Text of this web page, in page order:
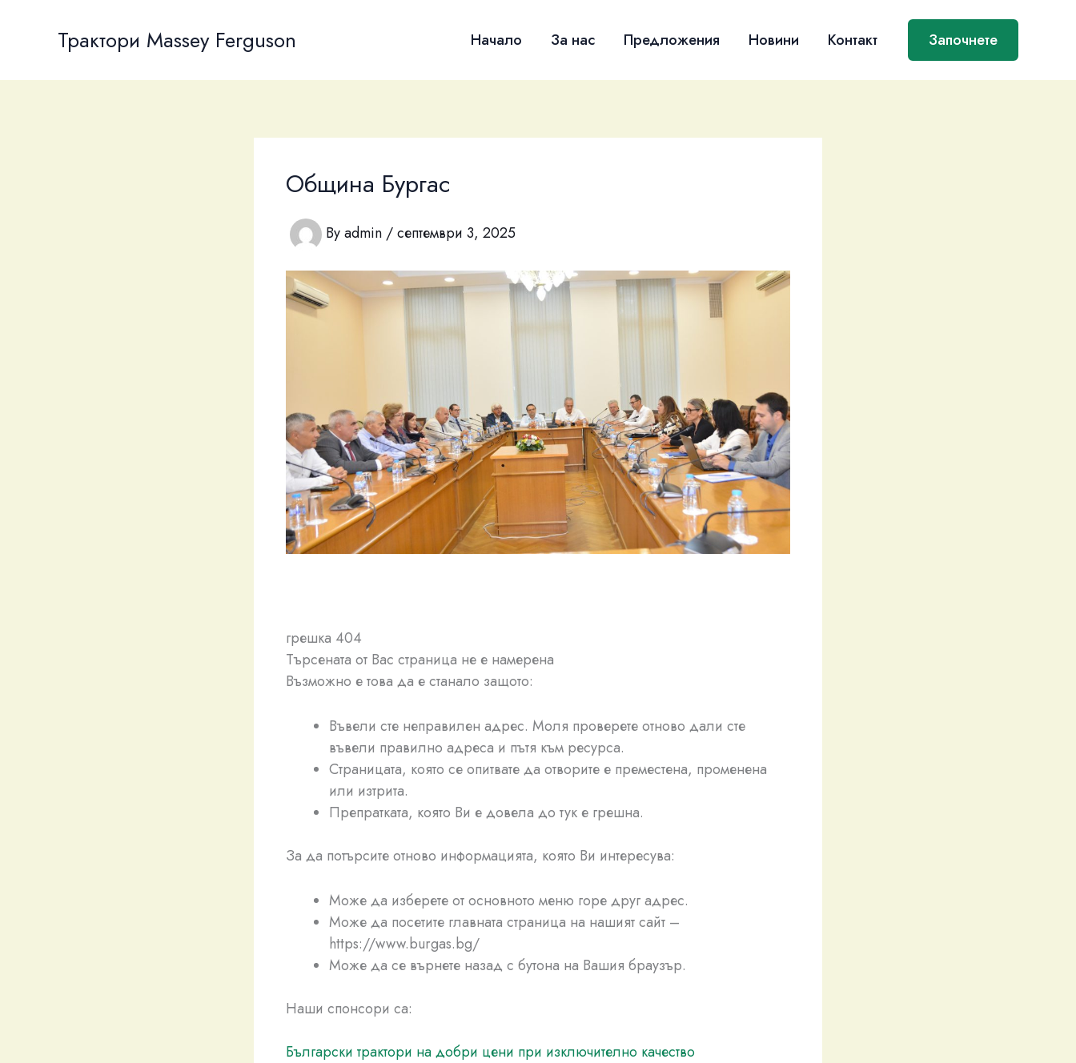
Трактори Massey Ferguson Начало За нас Предложения Новини Контакт Започнете
Община Бургас
Byadmin /септември 3, 2025
грешка 404
Търсената от Вас страница не е намерена
Възможно е това да е станало защото:
Въвели сте неправилен адрес. Моля проверете отново дали сте
въвели правилно адреса и пътя към ресурса.
Страницата, която се опитвате да отворите е преместена, променена
или изтрита.
Препратката, която Ви е довела до тук е грешна.
За да потърсите отново информацията, която Ви интересува:
Може да изберете от основното меню горе друг адрес.
Може да посетите главната страница на нашият сайт –
https://www.burgas.bg/
Може да се върнете назад с бутона на Вашия браузър.
Наши спонсори са:
Български трактори на добри цени при изключително качество